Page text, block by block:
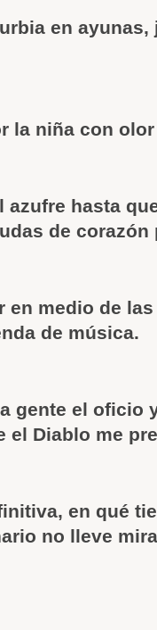
en
la niña con
azufre hasta
de corazón
en medio de
de música.
gente el oficio
el Diablo me
en qué
no lleve